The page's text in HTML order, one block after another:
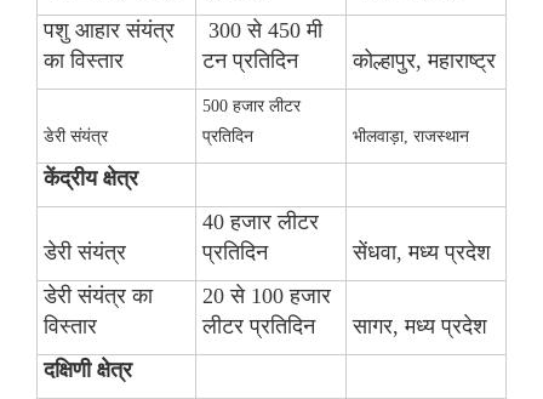
पशु आहार संयंत्र
का विस्तार
300 से 450 मी
टन प्रतिदिन
कोल्हापुर, महाराष्ट्र
डेरी संयंत्र
500 हजार लीटर
प्रतिदिन
भीलवाड़ा, राजस्थान
केंद्रीय क्षेत्र
डेरी संयंत्र
40 हजार लीटर
प्रतिदिन
सेंधवा, मध्य प्रदेश
डेरी संयंत्र का
विस्तार
20 से 100 हजार
लीटर प्रतिदिन
सागर, मध्य प्रदेश
दक्षिणी क्षेत्र